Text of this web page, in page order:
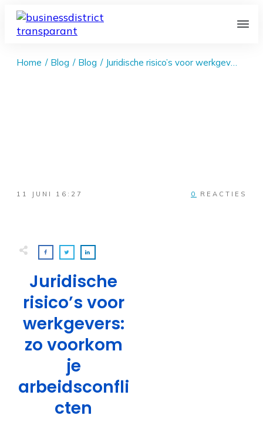
Home / Blog / Blog / Juridische risico’s voor werkgevers: zo voorkom je arbeidsconflicten
11 JUNI 16:27 0 REACTIES
Juridische
risico’s voor
werkgevers:
zo voorkom
je
arbeidsconfli
cten